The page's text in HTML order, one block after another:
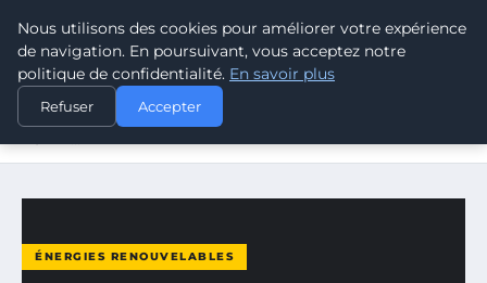
CLIMATE GUARDIAN
ACCUEIL
ÉNERGIES RENOUVELABLES
ÉNERGIE RENOUVELABLE MAISON : COMMENT PRODUIRE
ÉNERGIES RENOUVELABLES
Nous utilisons des cookies pour améliorer votre expérience
de navigation. En poursuivant, vous acceptez notre
politique de confidentialité. En savoir plus
Refuser Accepter